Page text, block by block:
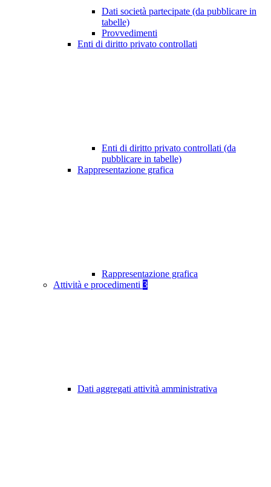
Dati società partecipate (da pubblicare in
tabelle)
Provvedimenti
Enti di diritto privato controllati
Enti di diritto privato controllati (da
pubblicare in tabelle)
Rappresentazione grafica
Rappresentazione grafica
Attività e procedimenti 3
Dati aggregati attività amministrativa